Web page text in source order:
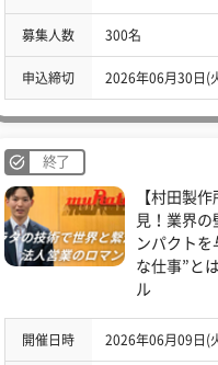
募集人数 300名
申込締切 2026年06月30日(
終了
【村田製
見！業界の
ンパクトを
な仕事”と
ル
開催日時 2026年06月09日(